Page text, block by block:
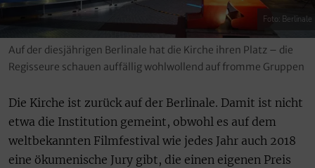
Foto: Berlinale
Auf der diesjährigen Berlinale hat die Kirche ihren Platz – die
Regisseure schauen auffällig wohlwollend auf fromme Gruppen
Die Kirche ist zurück auf der Berlinale. Damit ist nicht
etwa die Institution gemeint, obwohl es auf dem
weltbekannten Filmfestival wie jedes Jahr auch 2018
eine ökumenische Jury gibt, die einen eigenen Preis